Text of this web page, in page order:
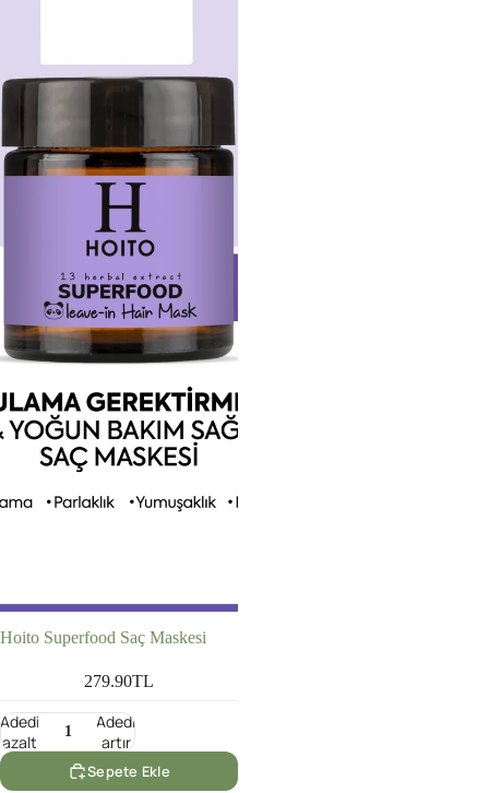
Hoito Superfood Saç Maskesi
279.90TL
Adedi
azalt
Adedi
artır
Sepete Ekle